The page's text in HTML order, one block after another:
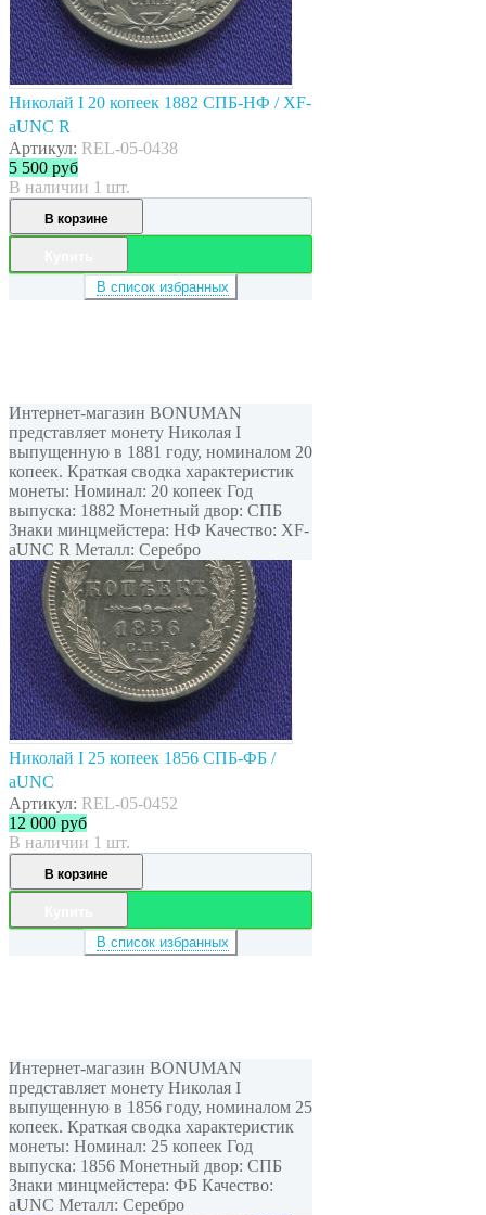
Николай I 20 копеек 1882 СПБ-НФ / XF-
aUNC R
Артикул: REL-05-0438
5 500 руб
В наличии 1 шт.
В корзине
В список избранных
Интернет-магазин BONUMAN
представляет монету Николая I
выпущенную в 1881 году, номиналом 20
копеек. Краткая сводка характеристик
монеты: Номинал: 20 копеек Год
выпуска: 1882 Монетный двор: СПБ
Знаки минцмейстера: НФ Качество: XF-
aUNC R Металл: Серебро
Николай I 25 копеек 1856 СПБ-ФБ /
aUNC
Артикул: REL-05-0452
12 000 руб
В наличии 1 шт.
В корзине
В список избранных
Интернет-магазин BONUMAN
представляет монету Николая I
выпущенную в 1856 году, номиналом 25
копеек. Краткая сводка характеристик
монеты: Номинал: 25 копеек Год
выпуска: 1856 Монетный двор: СПБ
Знаки минцмейстера: ФБ Качество:
aUNC Металл: Серебро